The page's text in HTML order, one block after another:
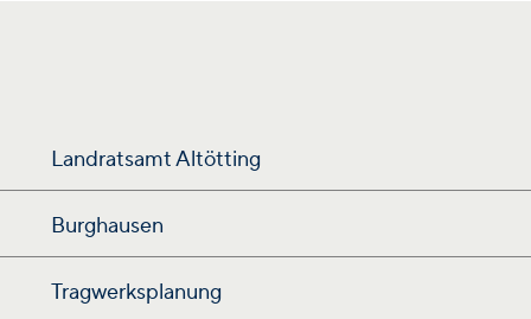
Landratsamt Altötting
Burghausen
Tragwerksplanung